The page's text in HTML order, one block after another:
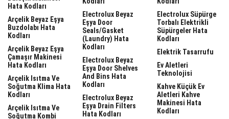
Hata Kodları
Arçelik Beyaz Eşya
Buzdolabı Hata
Kodları
Arçelik Beyaz Eşya
Çamaşır Makinesi
Hata Kodları
Arçelik Isıtma Ve
Soğutma Klima Hata
Kodları
Arçelik Isıtma Ve
Soğutma Kombi
Electrolux Beyaz
Eşya Door
Seals/gasket
(laundry) Hata
Kodları
Electrolux Beyaz
Eşya Door Shelves
And Bins Hata
Kodları
Electrolux Beyaz
Eşya Drain Filters
Hata Kodları
Electrolux Süpürge
Torbalı Elektrikli
Süpürgeler Hata
Kodları
Elektrik Tasarrufu
Ev Aletleri
Teknolojisi
Kahve Küçük Ev
Aletleri Kahve
Makinesi Hata
Kodları